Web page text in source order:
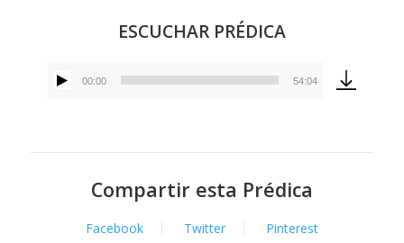
ESCUCHAR PRÉDICA
Reproductor
00:00 54:04
Compartir esta Prédica
Facebook Twitter Pinterest